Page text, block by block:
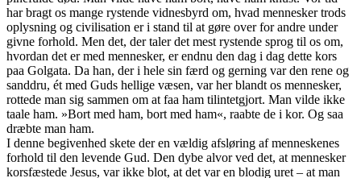
har bragt os mange rystende vidnesbyrd om, hvad mennesker trods
oplysning og civilisation er i stand til at gøre over for andre under
givne forhold. Men det, der taler det mest rystende sprog til os om,
hvordan det er med mennesker, er endnu den dag i dag dette kors
paa Golgata. Da han, der i hele sin færd og gerning var den rene og
sanddru, ét med Guds hellige væsen, var her blandt os mennesker,
rottede man sig sammen om at faa ham tilintetgjort. Man vilde ikke
taale ham. »Bort med ham, bort med ham«, raabte de i kor. Og saa
dræbte man ham.
I denne begivenhed skete der en vældig afsløring af menneskenes
forhold til den levende Gud. Den dybe alvor ved det, at mennesker
korsfæstede Jesus, var ikke blot, at det var en blodig uret – at man